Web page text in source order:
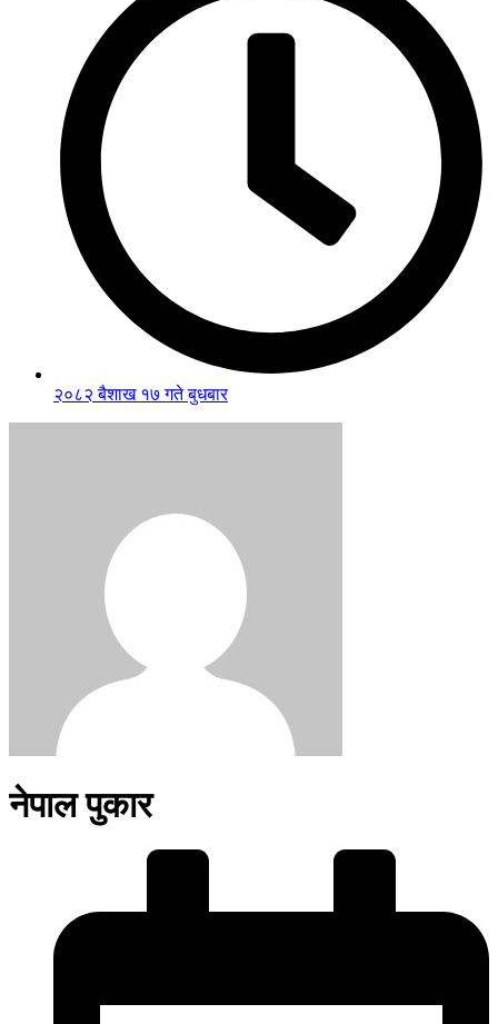
२०८२ बैशाख १७ गते बुधबार
नेपाल पुकार